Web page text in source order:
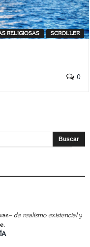
RELIGIOSAS SCROLLER
0
– de realismo existencialy
.